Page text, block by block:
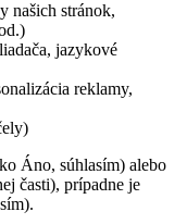
našich stránok,
jazykové
reklamy,
Áno, súhlasím) alebo
časti), prípadne je